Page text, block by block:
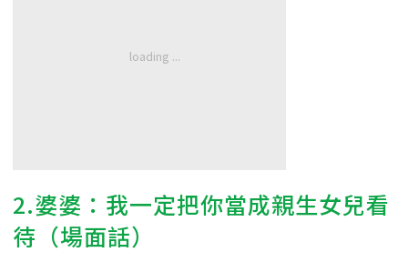
2.婆婆：我一定把你當成親生女兒看
待（場面話）